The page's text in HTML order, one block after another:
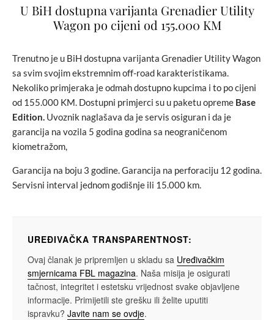
U BiH dostupna varijanta Grenadier Utility
Wagon po cijeni od 155.000 KM
Trenutno je u BiH dostupna varijanta Grenadier Utility Wagon
sa svim svojim ekstremnim off-road karakteristikama.
Nekoliko primjeraka je odmah dostupno kupcima i to po cijeni
od 155.000 KM. Dostupni primjerci su u paketu opreme Base
Edition. Uvoznik naglašava da je servis osiguran i da je
garancija na vozila 5 godina godina sa neograničenom
kiometražom,
Garancija na boju 3 godine. Garancija na perforaciju 12 godina.
Servisni interval jednom godišnje ili 15.000 km.
UREĐIVAČKA TRANSPARENTNOST:
Ovaj članak je pripremljen u skladu sa Uređivačkim
smjernicama FBL magazina. Naša misija je osigurati
tačnost, integritet i estetsku vrijednost svake objavljene
informacije. Primijetili ste grešku ili želite uputiti
ispravku? Javite nam se ovdje.